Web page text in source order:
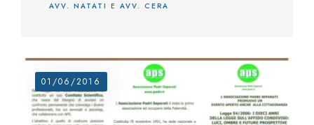
AVV. NATATI E AVV. CERA
01/06/2016